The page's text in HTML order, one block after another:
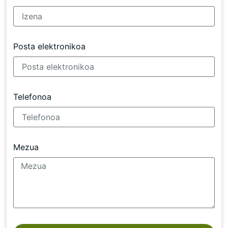
Posta elektronikoa
Telefonoa
Mezua